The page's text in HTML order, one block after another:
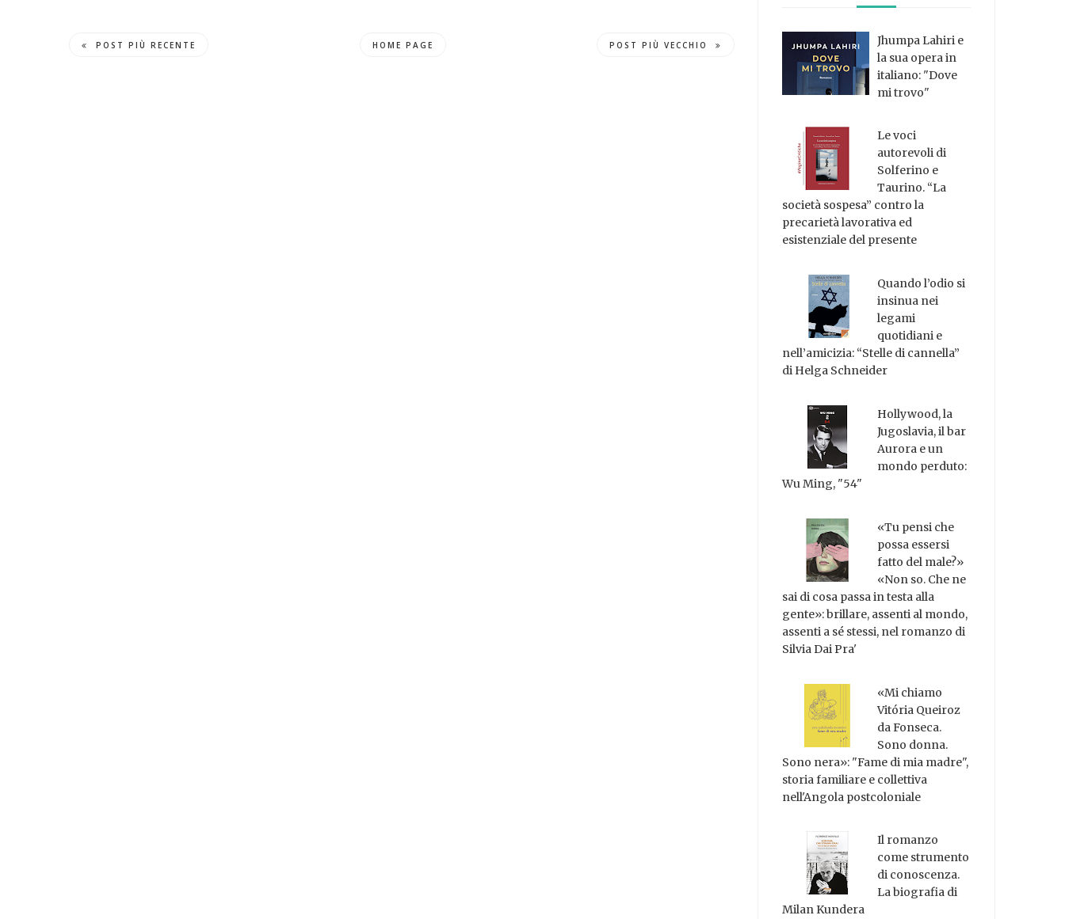
POST PIÙ RECENTE HOME PAGE POST PIÙ VECCHIO
Jhumpa Lahiri e
la sua opera in
italiano: "Dove
mi trovo"
Le voci
autorevoli di
Solferino e
Taurino. “La
società sospesa” contro la
precarietà lavorativa ed
esistenziale del presente
Quando l’odio si
insinua nei
legami
quotidiani e
nell’amicizia: “Stelle di cannella”
di Helga Schneider
Hollywood, la
Jugoslavia, il bar
Aurora e un
mondo perduto:
Wu Ming, "54"
«Tu pensi che
possa essersi
fatto del male?»
«Non so. Che ne
sai di cosa passa in testa alla
gente»: brillare, assenti al mondo,
assenti a sé stessi, nel romanzo di
Silvia Dai Pra'
«Mi chiamo
Vitória Queiroz
da Fonseca.
Sono donna.
Sono nera»: "Fame di mia madre",
storia familiare e collettiva
nell'Angola postcoloniale
Il romanzo
come strumento
di conoscenza.
La biografia di
Milan Kundera